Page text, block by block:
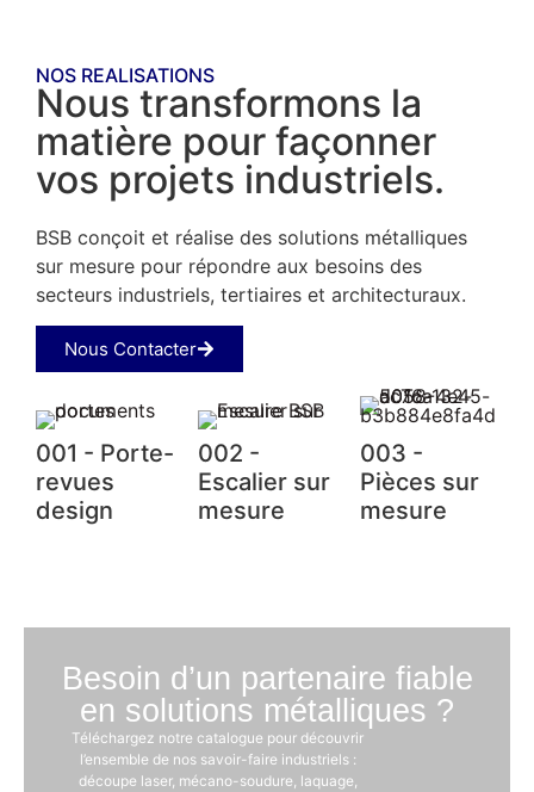
NOS REALISATIONS
Nous transformons la
matière pour façonner
vos projets industriels.
BSB conçoit et réalise des solutions métalliques
sur mesure pour répondre aux besoins des
secteurs industriels, tertiaires et architecturaux.
Nous Contacter
001 - Porte-
revues
design
002 -
Escalier sur
mesure
003 -
Pièces sur
mesure
Besoin d’un partenaire fiable
en solutions métalliques ?
Téléchargez notre catalogue pour découvrir
l’ensemble de nos savoir-faire industriels :
découpe laser, mécano-soudure, laquage,